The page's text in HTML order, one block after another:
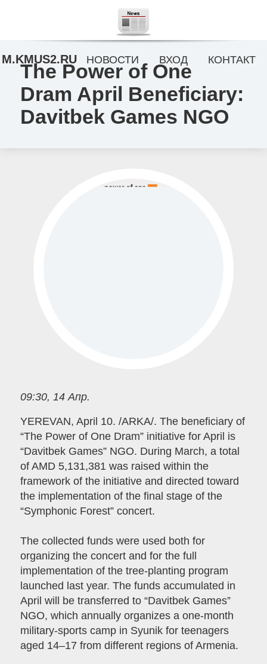
The Power of One
Dram April Beneficiary:
Davitbek Games NGO
09:30, 14 Апр.
YEREVAN, April 10. /ARKA/. The beneficiary of
“The Power of One Dram” initiative for April is
“Davitbek Games” NGO. During March, a total
of AMD 5,131,381 was raised within the
framework of the initiative and directed toward
the implementation of the final stage of the
“Symphonic Forest” concert.
The collected funds were used both for
organizing the concert and for the full
implementation of the tree-planting program
launched last year. The funds accumulated in
April will be transferred to “Davitbek Games”
NGO, which annually organizes a one-month
military-sports camp in Syunik for teenagers
aged 14–17 from different regions of Armenia.
M.KMUS2.RU НОВОСТИ ВХОД КОНТАКТ